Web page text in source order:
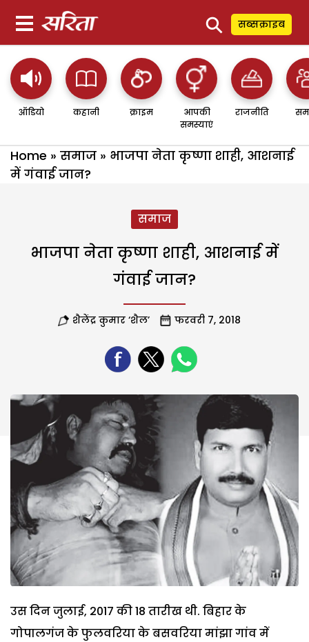
⚲ सब्सक्राइब
ऑडियो कहानी क्राइम
आपकी
समस्याएं
राजनीति
Home » समाज » भाजपा नेता कृष्णा शाही, आशनाई
में गंवाई जान?
समाज
भाजपा नेता कृष्णा शाही, आशनाई में
गंवाई जान?
शैलेंद्र कुमार ‘शैल’ फरवरी 7, 2018
उस दिन जुलाई, 2017 की 18 तारीख थी. बिहार के
गोपालगंज के फुलवरिया के बसवरिया मांझा गांव में